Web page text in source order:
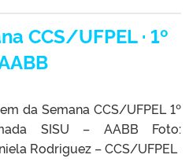
CCS/UFPEL · 1º
da Semana CCS/UFPEL 1º
SISU – AABB Foto:
Rodriguez – CCS/UFPEL